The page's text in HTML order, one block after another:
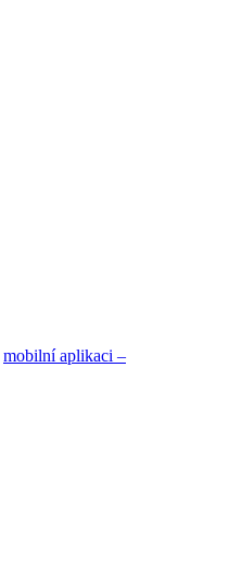
mobilní aplikaci –